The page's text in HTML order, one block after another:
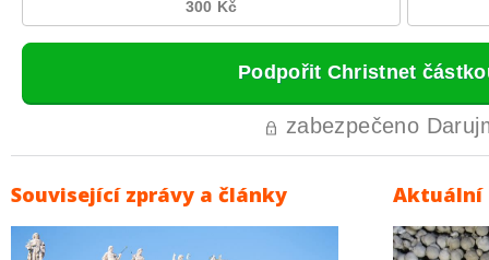
Související zprávy a články Aktuální